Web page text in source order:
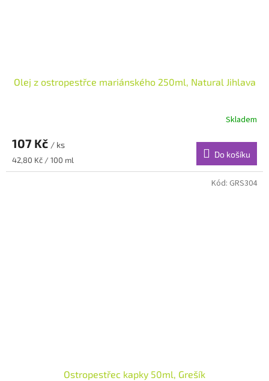
Olej z ostropestřce mariánského 250ml, Natural Jihlava
Skladem
107 Kč / ks
Měrná
cena:
42,80 Kč / 100 ml
Do košíku
Ostropestřec kapky 50ml, Grešík
Kód: GRS304